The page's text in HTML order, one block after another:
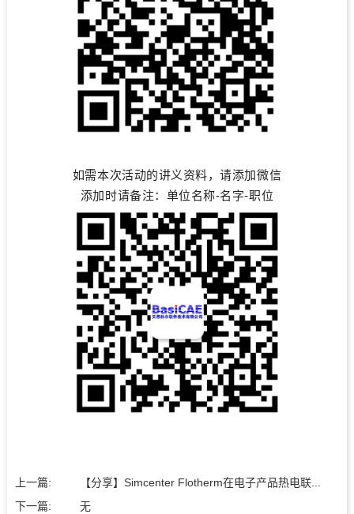
如需本次活动的讲义资料，请添加微信
添加时请备注：单位名称-名字-职位
上一篇:
【分享】Simcenter Flotherm在电子产品热电联...
下一篇:
无